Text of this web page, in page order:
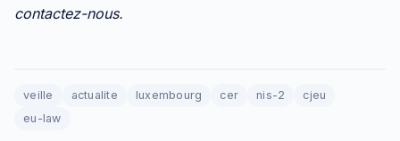
contactez-nous.
veille actualite luxembourg cer nis-2
cjeu
eu-law